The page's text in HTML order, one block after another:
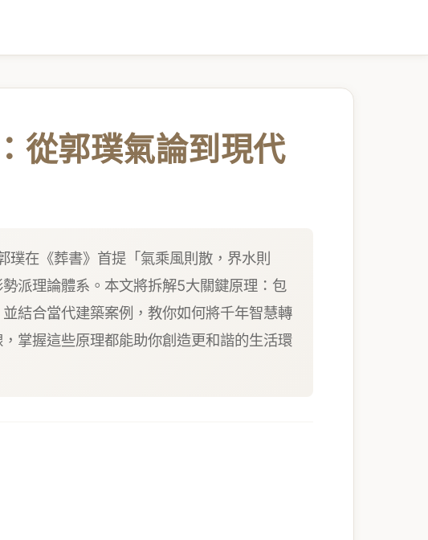
從郭璞氣論到現代
在《葬書》首提「氣乘風則散，界水則
派理論體系。本文將拆解5大關鍵原理：包
結合當代建築案例，教你如何將千年智慧轉
掌握這些原理都能助你創造更和諧的生活環